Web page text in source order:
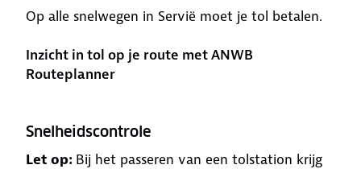
Op alle snelwegen in Servië moet je tol betalen.
Inzicht in tol op je route met ANWB
Routeplanner
Snelheidscontrole
Let op: Bij het passeren van een tolstation krijg